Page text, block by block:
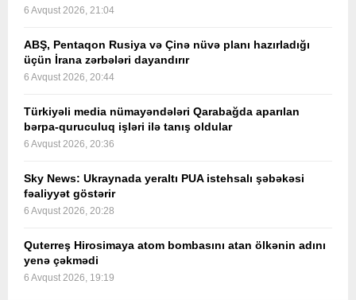
6 Avqust 2026, 21:04
ABŞ, Pentaqon Rusiya və Çinə nüvə planı hazırladığı
üçün İrana zərbələri dayandırır
6 Avqust 2026, 20:44
Türkiyəli media nümayəndələri Qarabağda aparılan
bərpa-quruculuq işləri ilə tanış oldular
6 Avqust 2026, 20:36
Sky News: Ukraynada yeraltı PUA istehsalı şəbəkəsi
fəaliyyət göstərir
6 Avqust 2026, 20:28
Quterreş Hirosimaya atom bombasını atan ölkənin adını
yenə çəkmədi
6 Avqust 2026, 19:19